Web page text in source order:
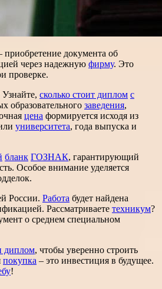
документа об
через надежную фирму. Это
проверке.
Узнайте, сколько стоит диплом с
образовательного заведения,
цена формируется исходя из
университета, года выпуска и
бланк ГОЗНАК, гарантирующий
Особое внимание уделяется
России. Работа будет найдена
Рассматриваете техникум?
о среднем специальном
диплом, чтобы уверенно строить
покупка – это инвестиция в будущее.
!